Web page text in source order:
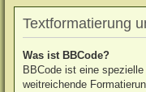
Textformatierung
Was ist BBCode?
BBCode ist eine
weitreichende